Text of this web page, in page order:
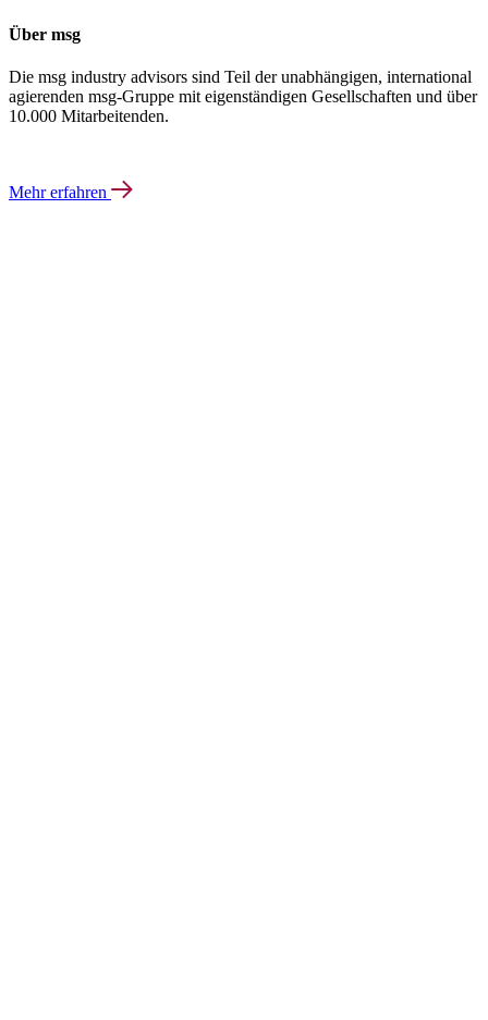
Über msg
Die msg industry advisors sind Teil der unabhängigen, international
agierenden msg-Gruppe mit eigenständigen Gesellschaften und über
10.000 Mitarbeitenden.
Mehr erfahren